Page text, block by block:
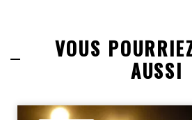
VOUS
AUSSI